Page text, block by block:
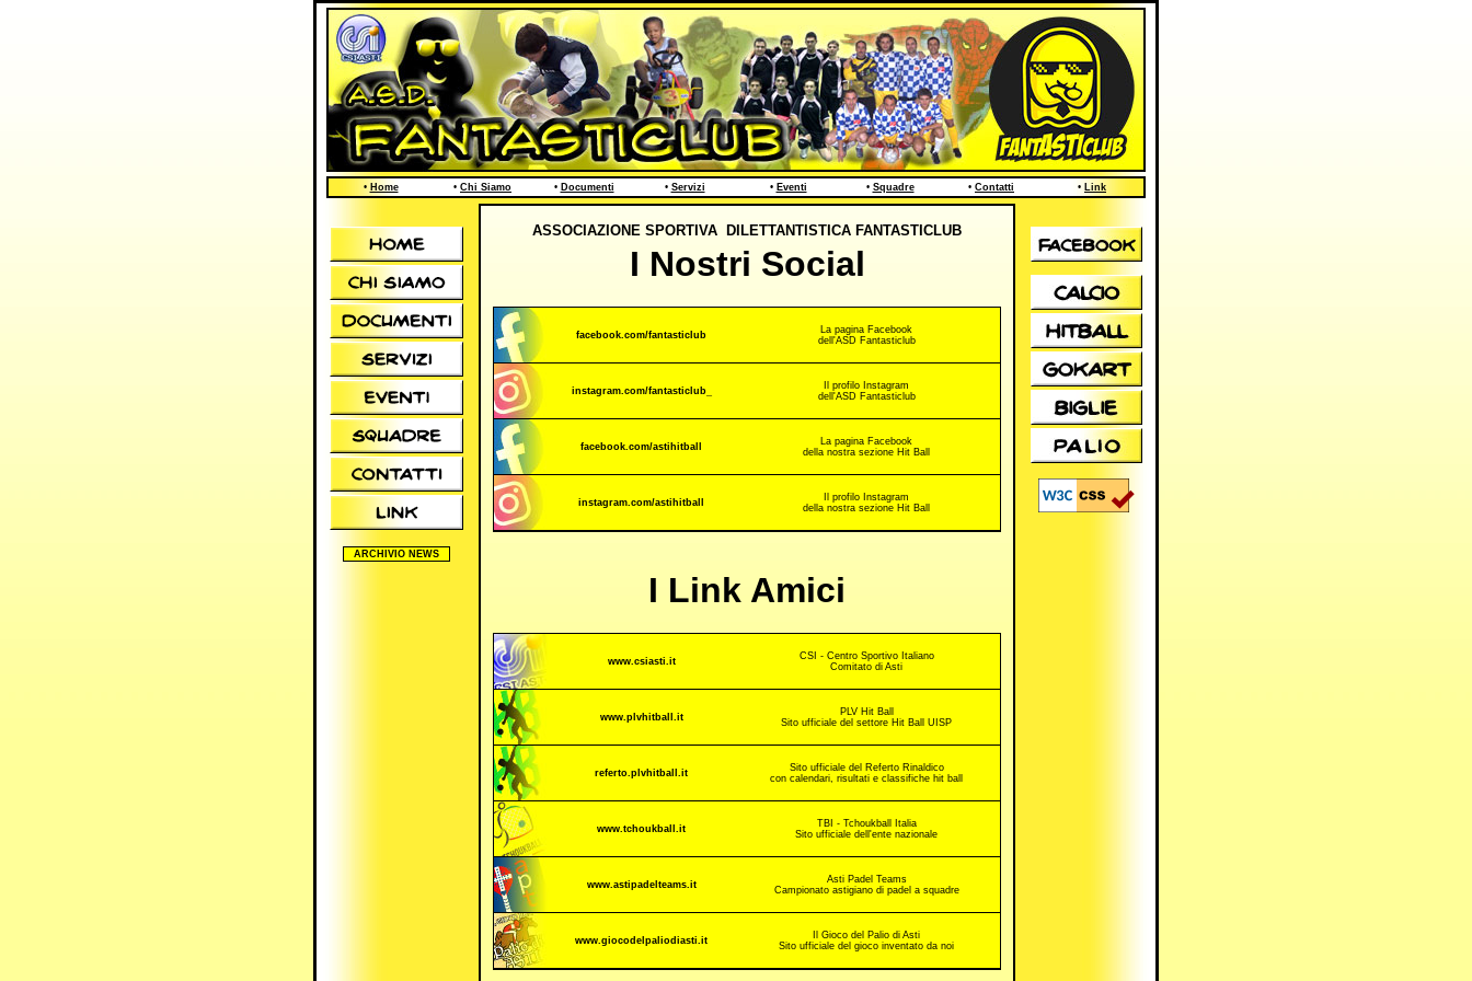
• Home • Chi Siamo • Documenti • Servizi • Eventi • Squadre • Contatti • Link
ARCHIVIO NEWS
ASSOCIAZIONE SPORTIVA DILETTANTISTICA FANTASTICLUB
I Nostri Social
facebook.com/fantasticlub
La pagina Facebook
dell'ASD Fantasticlub
instagram.com/fantasticlub_
Il profilo Instagram
dell'ASD Fantasticlub
facebook.com/astihitball
La pagina Facebook
della nostra sezione Hit Ball
instagram.com/astihitball
Il profilo Instagram
della nostra sezione Hit Ball
I Link Amici
www.csiasti.it
CSI - Centro Sportivo Italiano
Comitato di Asti
www.plvhitball.it
PLV Hit Ball
Sito ufficiale del settore Hit Ball UISP
referto.plvhitball.it
Sito ufficiale del Referto Rinaldico
con calendari, risultati e classifiche hit ball
www.tchoukball.it
TBI - Tchoukball Italia
Sito ufficiale dell'ente nazionale
www.astipadelteams.it
Asti Padel Teams
Campionato astigiano di padel a squadre
www.giocodelpaliodiasti.it
Il Gioco del Palio di Asti
Sito ufficiale del gioco inventato da noi